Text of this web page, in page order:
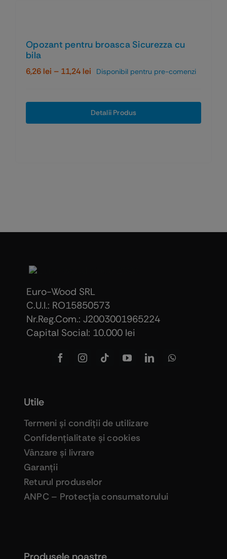
Opozant pentru broasca Sicurezza cu
bila
6,26 lei – 11,24 leiInterval
6,26 lei
până
la
Disponibil pentru pre-comenzi
Detalii Produs
Euro-Wood SRL
C.U.I.: RO15850573
Nr.Reg.Com.: J2003001965224
Capital Social: 10.000 lei
Utile
Termeni şi condiţii de utilizare
Confidenţialitate şi cookies
Vânzare şi livrare
Garanţii
Returul produselor
ANPC – Protecţia consumatorului